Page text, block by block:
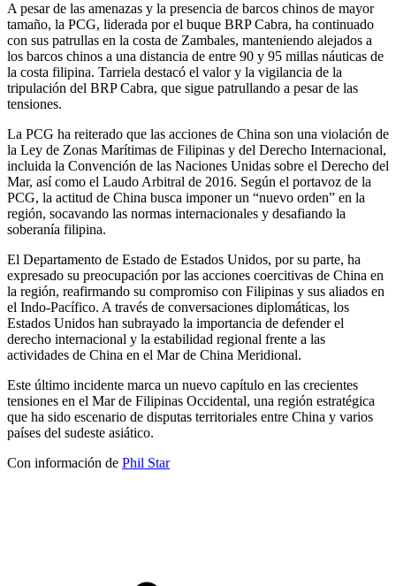
A pesar de las amenazas y la presencia de barcos chinos de mayor
tamaño, la PCG, liderada por el buque BRP Cabra, ha continuado
con sus patrullas en la costa de Zambales, manteniendo alejados a
los barcos chinos a una distancia de entre 90 y 95 millas náuticas de
la costa filipina. Tarriela destacó el valor y la vigilancia de la
tripulación del BRP Cabra, que sigue patrullando a pesar de las
tensiones.
La PCG ha reiterado que las acciones de China son una violación de
la Ley de Zonas Marítimas de Filipinas y del Derecho Internacional,
incluida la Convención de las Naciones Unidas sobre el Derecho del
Mar, así como el Laudo Arbitral de 2016. Según el portavoz de la
PCG, la actitud de China busca imponer un “nuevo orden” en la
región, socavando las normas internacionales y desafiando la
soberanía filipina.
El Departamento de Estado de Estados Unidos, por su parte, ha
expresado su preocupación por las acciones coercitivas de China en
la región, reafirmando su compromiso con Filipinas y sus aliados en
el Indo-Pacífico. A través de conversaciones diplomáticas, los
Estados Unidos han subrayado la importancia de defender el
derecho internacional y la estabilidad regional frente a las
actividades de China en el Mar de China Meridional.
Este último incidente marca un nuevo capítulo en las crecientes
tensiones en el Mar de Filipinas Occidental, una región estratégica
que ha sido escenario de disputas territoriales entre China y varios
países del sudeste asiático.
Con información de Phil Star